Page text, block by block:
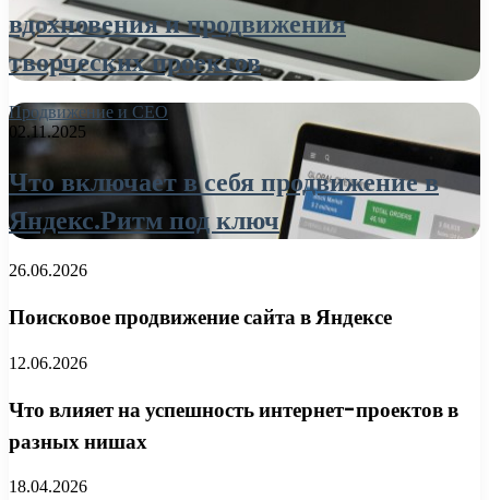
вдохновения и продвижения
творческих проектов
Продвижение и СЕО
02.11.2025
Что включает в себя продвижение в
Яндекс.Ритм под ключ
26.06.2026
Поисковое продвижение сайта в Яндексе
12.06.2026
Что влияет на успешность интернет-проектов в
разных нишах
18.04.2026